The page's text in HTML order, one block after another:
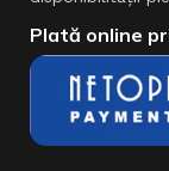
Plată online